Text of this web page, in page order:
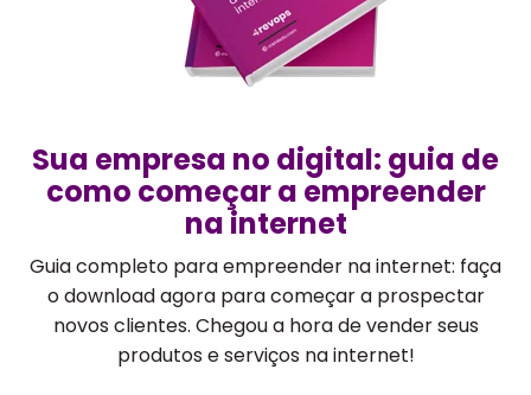
Sua empresa no digital: guia de
como começar a empreender
na internet
Guia completo para empreender na internet: faça
o download agora para começar a prospectar
novos clientes. Chegou a hora de vender seus
produtos e serviços na internet!